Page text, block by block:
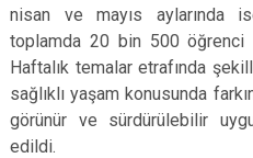
nisan ve mayıs aylarında
toplamda 20 bin 500
Haftalık temalar etrafında
sağlıklı yaşam konusunda
görünür ve sürdürülebilir
edildi.